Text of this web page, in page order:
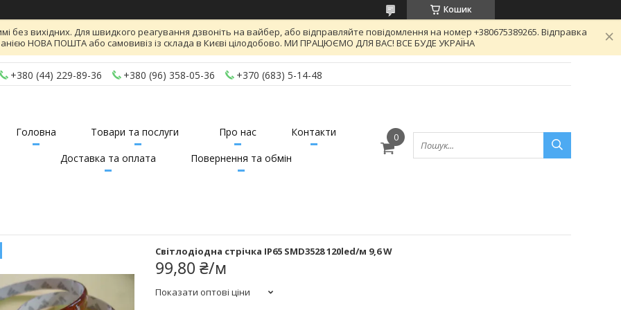
Кошик
без вихідних. Для швидкого реагування дзвоніть на вайбер, або відправляйте повідомлення на номер +380675389265. Відправка
НОВА ПОШТА або самовивіз із склада в Києві цілодобово. МИ ПРАЦЮЄМО ДЛЯ ВАС! ВСЕ БУДЕ УКРАЇНА
+380 (44) 229-89-36 +380 (96) 358-05-36 +370 (683) 5-14-48
Головна Товари та послуги Про нас
Контакти
Доставка та оплата
Повернення та обмін
Світлодіодна стрічка IP65 SMD3528 120led/м 9,6 W
99,80 ₴/м
Показати оптові ціни